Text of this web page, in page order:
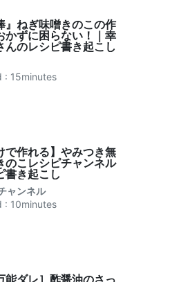
』ねぎ味噌きのこの作
かずに困らない！｜幸
んのレシピ書き起こし
: 15minutes
で作れる】やみつき無
のこレシピチャンネル
書き起こし
ャンネル
: 10minutes
能ダレ］酢醤油のさっ